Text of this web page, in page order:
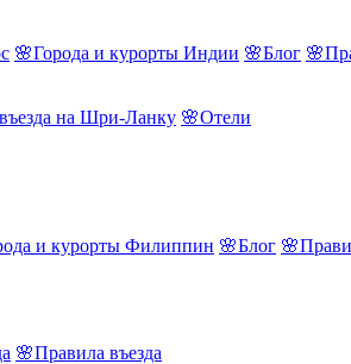
🌸Города и курорты Индии 🌸Блог
на Шри-Ланку 🌸Отели
и курорты Филиппин 🌸Блог
🌸Правила въезда